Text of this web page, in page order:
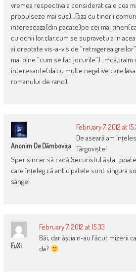
vremea respectiva a considerat ca e cea
propulseze mai sus)…Faza cu tinerii
intereseaza(din pacate)pe cei mai
cu ochii lor,clar,cum se supravetuia in
ai dreptate vis-a-vis de “retragerea
mai bine “cum se fac jocurile”)…mda,traim
interesante(da’cu multe negative care
romanului de rand).
Anonim De Dâmbovița
February 7, 2012 at
De aseară am
Târgoviște!
Sper sincer să cadă Securistul
care înțeleg că anticipatele sunt singura
sânge!
FuXi
February 7, 2012 at 15:33
Băi, dar ăștia n-au făcut mizerii
da?